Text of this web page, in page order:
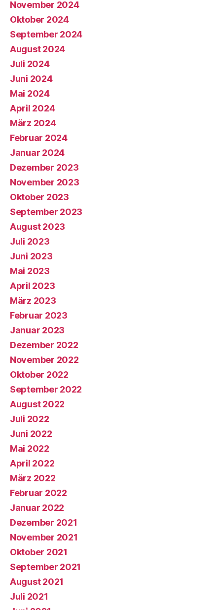
November 2024
Oktober 2024
September 2024
August 2024
Juli 2024
Juni 2024
Mai 2024
April 2024
März 2024
Februar 2024
Januar 2024
Dezember 2023
November 2023
Oktober 2023
September 2023
August 2023
Juli 2023
Juni 2023
Mai 2023
April 2023
März 2023
Februar 2023
Januar 2023
Dezember 2022
November 2022
Oktober 2022
September 2022
August 2022
Juli 2022
Juni 2022
Mai 2022
April 2022
März 2022
Februar 2022
Januar 2022
Dezember 2021
November 2021
Oktober 2021
September 2021
August 2021
Juli 2021